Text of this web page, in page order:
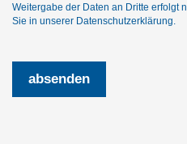
Weitergabe der Daten an Dritte erfolgt
Sie in unserer Datenschutzerklärung.